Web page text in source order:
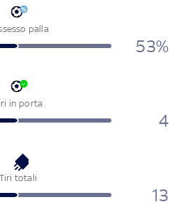
palla
53%
in porta
4
Tiri totali
13